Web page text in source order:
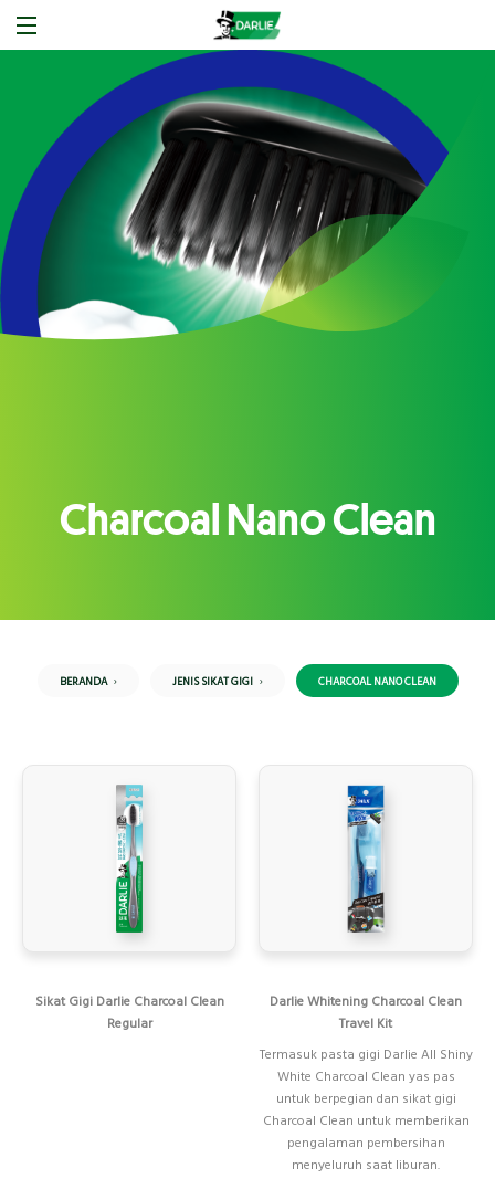
Charcoal Nano Clean
BERANDA JENIS SIKAT GIGI CHARCOAL NANO CLEAN
Sikat Gigi Darlie Charcoal Clean
Regular
Darlie Whitening Charcoal Clean
Travel Kit
Termasuk pasta gigi Darlie All Shiny
White Charcoal Clean yas pas
untuk berpegian dan sikat gigi
Charcoal Clean untuk memberikan
pengalaman pembersihan
menyeluruh saat liburan.